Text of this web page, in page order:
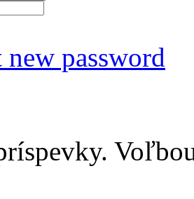
new password